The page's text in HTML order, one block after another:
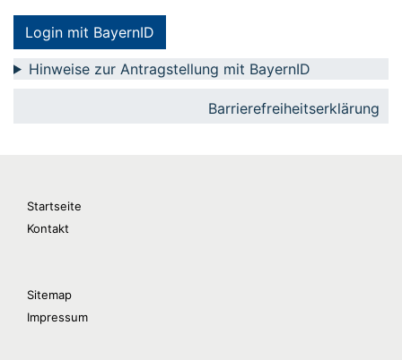
Login mit BayernID
Hinweise zur Antragstellung mit BayernID
Barrierefreiheitserklärung
Startseite
Kontakt
Sitemap
Impressum